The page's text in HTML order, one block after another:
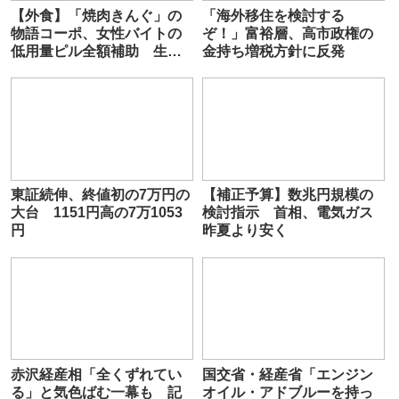
【外食】「焼肉きんぐ」の
物語コーポ、女性バイトの
低用量ピル全額補助 生理
「海外移住を検討する
ぞ！」富裕層、高市政権の
金持ち増税方針に反発
東証続伸、終値初の7万円の
大台 1151円高の7万1053
円
【補正予算】数兆円規模の
検討指示 首相、電気ガス
昨夏より安く
赤沢経産相「全くずれてい
る」と気色ばむ一幕も 記
国交省・経産省「エンジン
オイル・アドブルーを持っ